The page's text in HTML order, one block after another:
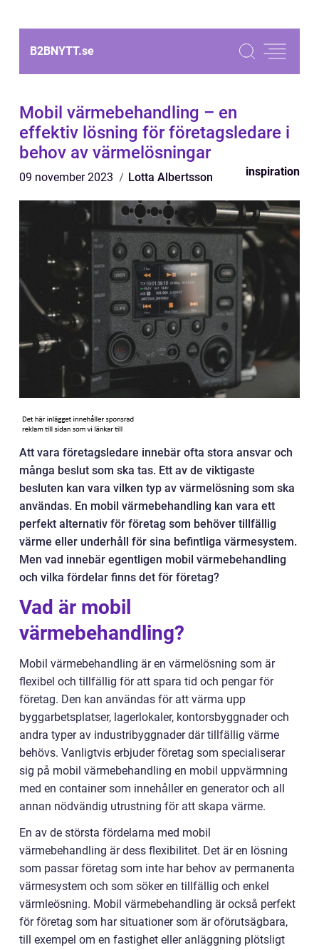
B2BNYTT.se
Mobil värmebehandling – en
effektiv lösning för företagsledare i
behov av värmelösningar
09 november 2023 Lotta Albertsson inspiration
Att vara företagsledare innebär ofta stora ansvar och
många beslut som ska tas. Ett av de viktigaste
besluten kan vara vilken typ av värmelösning som ska
användas. En mobil värmebehandling kan vara ett
perfekt alternativ för företag som behöver tillfällig
värme eller underhåll för sina befintliga värmesystem.
Men vad innebär egentligen mobil värmebehandling
och vilka fördelar finns det för företag?
Vad är mobil
värmebehandling?
Mobil värmebehandling är en värmelösning som är
flexibel och tillfällig för att spara tid och pengar för
företag. Den kan användas för att värma upp
byggarbetsplatser, lagerlokaler, kontorsbyggnader och
andra typer av industribyggnader där tillfällig värme
behövs. Vanligtvis erbjuder företag som specialiserar
sig på mobil värmebehandling en mobil uppvärmning
med en container som innehåller en generator och all
annan nödvändig utrustning för att skapa värme.
En av de största fördelarna med mobil
värmebehandling är dess flexibilitet. Det är en lösning
som passar företag som inte har behov av permanenta
värmesystem och som söker en tillfällig och enkel
värmleösning. Mobil värmebehandling är också perfekt
för företag som har situationer som är oförutsägbara,
till exempel om en fastighet eller anläggning plötsligt